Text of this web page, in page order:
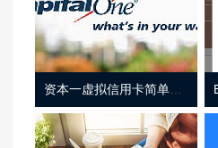
资本一虚拟信用卡简单介绍